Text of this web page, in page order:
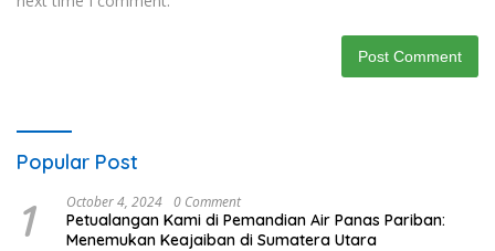
Popular Post
1 October 4, 2024 0 Comment
Petualangan Kami di Pemandian Air Panas Pariban:
Menemukan Keajaiban di Sumatera Utara